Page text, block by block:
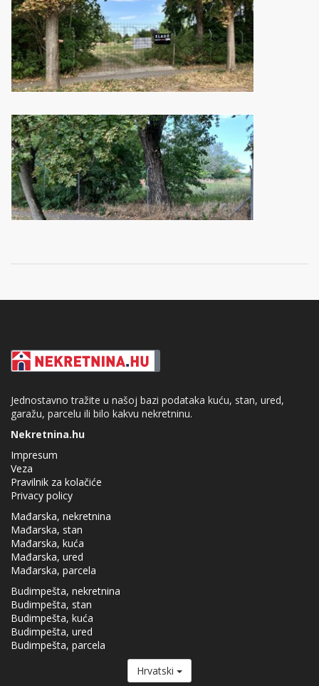
Jednostavno tražite u našoj bazi podataka kuću, stan, ured,
garažu, parcelu ili bilo kakvu nekretninu.
Nekretnina.hu
Impresum
Veza
Pravilnik za kolačiće
Privacy policy
Mađarska, nekretnina
Mađarska, stan
Mađarska, kuća
Mađarska, ured
Mađarska, parcela
Budimpešta, nekretnina
Budimpešta, stan
Budimpešta, kuća
Budimpešta, ured
Budimpešta, parcela
Hrvatski